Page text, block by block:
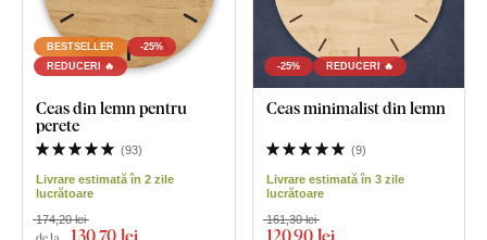
BESTSELLER
-25%
REDUCERI 🔥
Ceas din lemn pentru
perete
(93)
Livrare estimată în 2 zile
lucrătoare
174,20 lei
-25% REDUCERI 🔥
Ceas minimalist din lemn
(9)
Livrare estimată în 3 zile
lucrătoare
161,30 lei